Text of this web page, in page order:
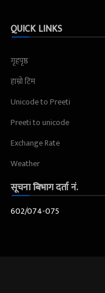
QUICK LINKS
गृहपृष्ठ
हाम्रो टिम
Unicode to Preeti
Preeti to unicode
Exchange Rate
Weather
सूचना बिभाग दर्ता नं.
602/074-075